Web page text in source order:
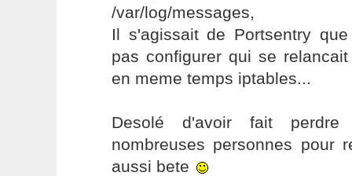
/var/log/messages,
Il s'agissait de Portsentry
pas configurer qui se
en meme temps iptables...
Desolé d'avoir fait
nombreuses personnes pour
aussi bete